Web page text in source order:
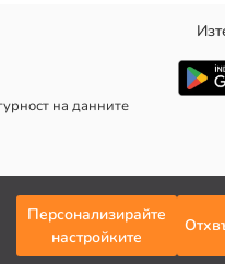
Персонализирайте
настройките
да се запазят цветът и
коляното до подгъва.
на данните